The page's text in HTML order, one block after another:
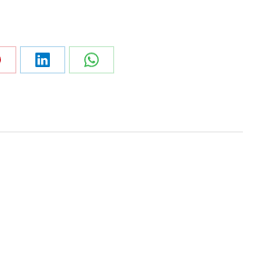
Deel
LinkedIn
Deel
WhatsApp